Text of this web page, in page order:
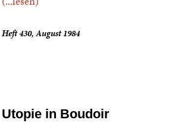
Heft 430, August 1984
Utopie in Boudoir